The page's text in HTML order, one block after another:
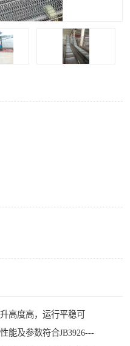
高度高，运行平稳可
能及参数符合JB3926---
金属撕碎机